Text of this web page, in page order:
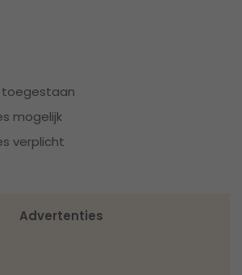
toegestaan
mogelijk
verplicht
Advertenties